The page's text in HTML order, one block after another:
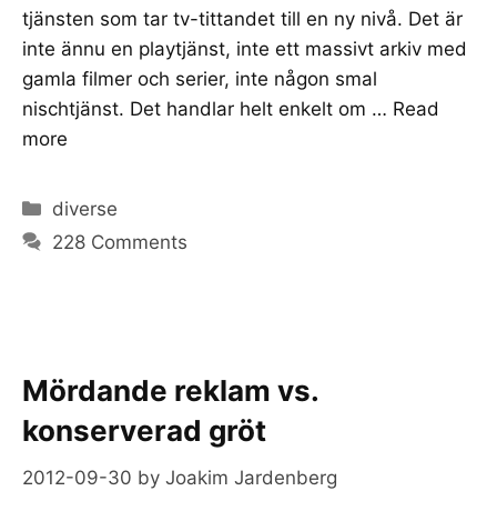
tjänsten som tar tv-tittandet till en ny nivå. Det är
inte ännu en playtjänst, inte ett massivt arkiv med
gamla filmer och serier, inte någon smal
nischtjänst. Det handlar helt enkelt om … Read
more
Categories
diverse
228 Comments
Mördande reklam vs.
konserverad gröt
2012-09-30 by Joakim Jardenberg